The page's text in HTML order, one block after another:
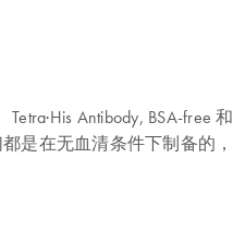
Antibody, BSA-
是在无血清条件下制备的